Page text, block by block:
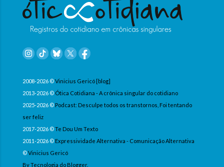
2008-2026 ©Vinicius Gericó [blog]
2013-2026 © Ótica Cotidiana - A crônica singular do cotidiano
2025-2026 © Podcast: Desculpe todos os transtornos, Foi tentando
ser feliz
2017-2026 ©Te Dou Um Texto
2011-2026 © Expressividade Alternativa - Comunicação Alternativa
©Vinicius Gericó
By Tecnologia do Blogger.